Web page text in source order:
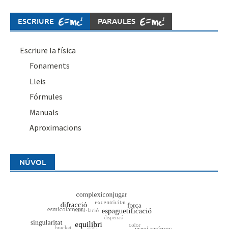
ESCRIURE PARAULES
Escriure la física
Fonaments
Lleis
Fórmules
Manuals
Aproximacions
NÚVOL